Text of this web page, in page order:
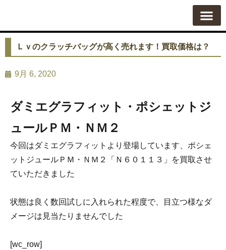
Ｌｖのクラッチバッグが高く売れます！買取価格は？
9月 6, 2020
ダミエグラフィット・ポシェットジ
ュールＰＭ・ＮＭ２
今回はダミエグラフィットより登場しています、ポシェ
ットジュールＰＭ・ＮＭ２「Ｎ６０１１３」を買取させ
ていただきました
状態は良く数回試しに入れられた程度で、目立つ様なダ
メージは見当たりませんでした
[wc_row]